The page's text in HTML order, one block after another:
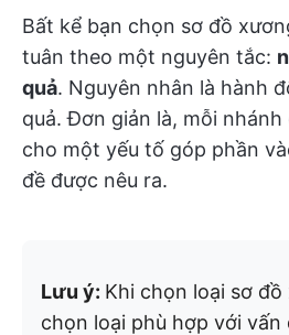
Bất kể bạn chọn sơ đồ
tuân theo một nguyên tắc:
quả. Nguyên nhân là hành
quả. Đơn giản là, mỗi
cho một yếu tố góp phần
đề được nêu ra.
Lưu ý: Khi chọn loại sơ
chọn loại phù hợp với vấn